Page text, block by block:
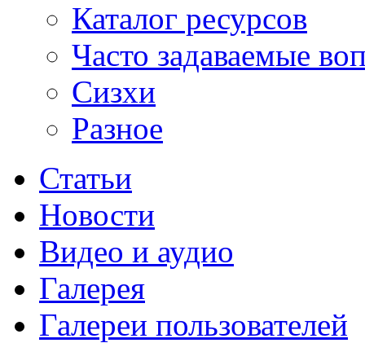
Каталог ресурсов
Часто задаваемые
Сизхи
Разное
Статьи
Новости
Видео и аудио
Галерея
Галереи пользователей